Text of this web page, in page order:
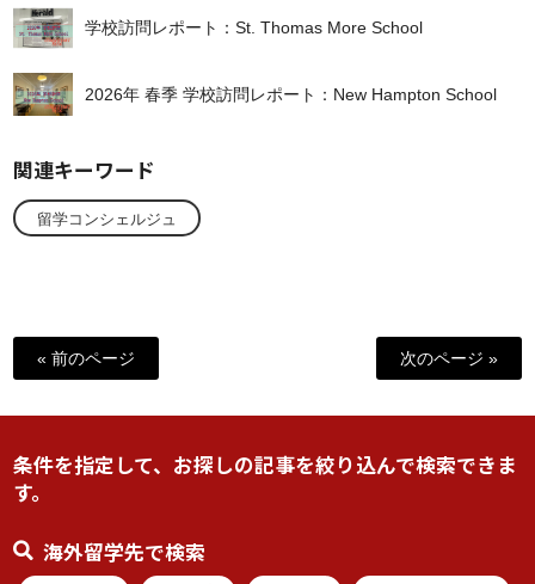
学校訪問レポート：St. Thomas More School
2026年 春季 学校訪問レポート：New Hampton School
関連キーワード
留学コンシェルジュ
« 前のページ 次のページ »
条件を指定して、お探しの記事を絞り込んで検索できま
す。
海外留学先で検索